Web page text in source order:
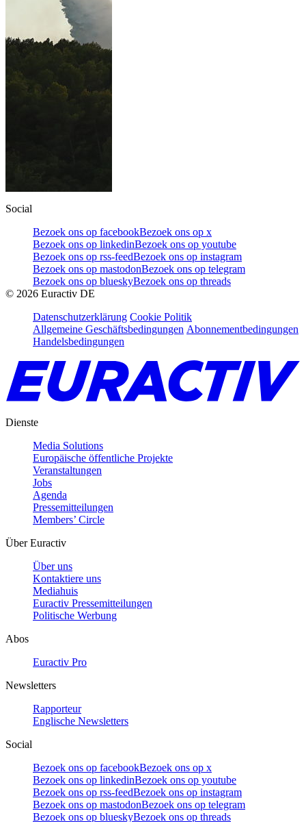
Social
Bezoek ons op facebookBezoek ons op x
Bezoek ons op linkedinBezoek ons op youtube
Bezoek ons op rss-feedBezoek ons op instagram
Bezoek ons op mastodonBezoek ons op telegram
Bezoek ons op blueskyBezoek ons op threads
© 2026 Euractiv DE
Datenschutzerklärung Cookie Politik
Allgemeine Geschäftsbedingungen Abonnementbedingungen
Handelsbedingungen
Dienste
Media Solutions
Europäische öffentliche Projekte
Veranstaltungen
Jobs
Agenda
Pressemitteilungen
Members’ Circle
Über Euractiv
Über uns
Kontaktiere uns
Mediahuis
Euractiv Pressemitteilungen
Politische Werbung
Abos
Euractiv Pro
Newsletters
Rapporteur
Englische Newsletters
Social
Bezoek ons op facebookBezoek ons op x
Bezoek ons op linkedinBezoek ons op youtube
Bezoek ons op rss-feedBezoek ons op instagram
Bezoek ons op mastodonBezoek ons op telegram
Bezoek ons op blueskyBezoek ons op threads